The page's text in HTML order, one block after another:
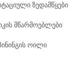
ზედამწყები
მწარმოებლები
ოილი